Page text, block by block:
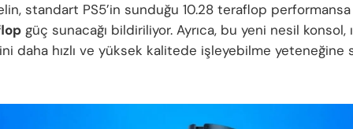
standart PS5’in sunduğu 10.28 teraflop performansa
güç sunacağı bildiriliyor. Ayrıca, bu yeni nesil konsol,
daha hızlı ve yüksek kalitede işleyebilme yeteneğine